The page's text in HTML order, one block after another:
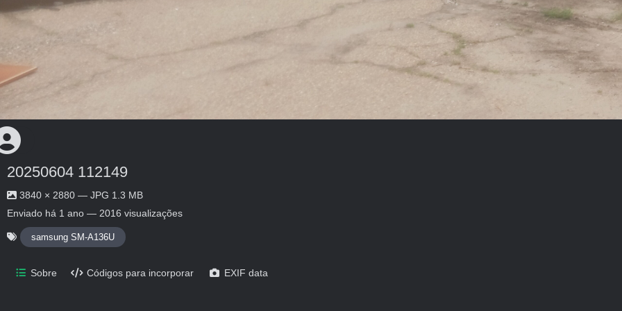
20250604 112149
3840 × 2880 — JPG 1.3 MB
Enviado há 1 ano — 2016 visualizações
samsung SM-A136U
Sobre Códigos para incorporar EXIF data